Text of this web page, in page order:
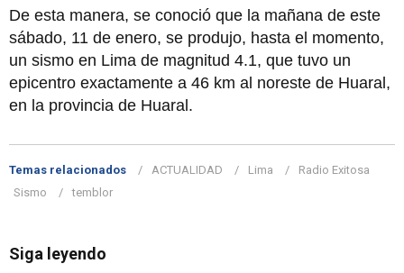
De esta manera, se conoció que la mañana de este
sábado, 11 de enero, se produjo, hasta el momento,
un sismo en Lima de magnitud 4.1, que tuvo un
epicentro exactamente a 46 km al noreste de Huaral,
en la provincia de Huaral.
Temas relacionados ACTUALIDAD Lima
Radio Exitosa
Sismo
temblor
Siga leyendo